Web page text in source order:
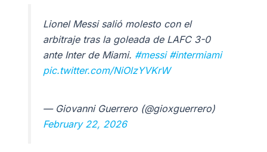
Lionel Messi salió molesto con el
arbitraje tras la goleada de LAFC 3-0
ante Inter de Miami. #messi #intermiami
pic.twitter.com/NiOlzYVKrW
— Giovanni Guerrero (@gioxguerrero)
February 22, 2026